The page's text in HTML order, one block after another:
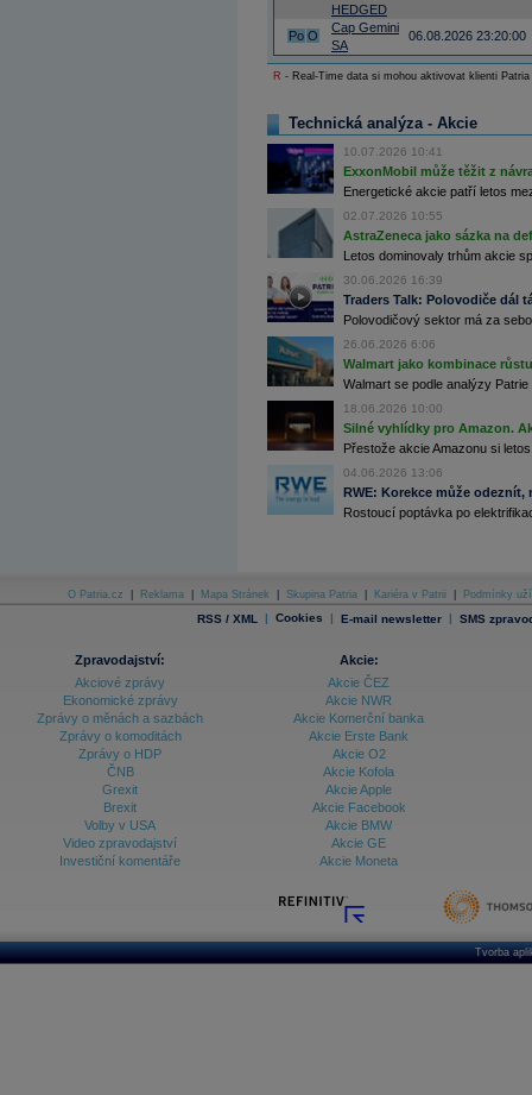
Databanka - Měnové kurzy
Databanka - Trh práce
Databanka - Úrokové sazby
Databanka - Veřejné rozpočty
Databanka - Zahraniční obchod a platební
Databanka akcie - ČR
Denní přehled - Akcie CEE
HEDGED
Po O
Cap Gemini
SA
06.08.2026 23:20:00
R - Real-Time data si mohou aktivovat klienti
Technická analýza - Akcie
10.07.2026 10:41
ExxonMobil může těžit z
Energetické akcie patří letos
02.07.2026 10:55
AstraZeneca jako sázka na
Letos dominovaly trhům akcie
30.06.2026 16:39
Traders Talk: Polovodiče dál
Polovodičový sektor má za
26.06.2026 6:06
Walmart jako kombinace
Walmart se podle analýzy
18.06.2026 10:00
Silné vyhlídky pro Amazon.
Přestože akcie Amazonu si
04.06.2026 13:06
RWE: Korekce může
Rostoucí poptávka po
O Patria.cz Reklama Mapa Stránek Skupina Patria Kariéra v Patrii Podmínky
RSS / XML | Cookies | E-mail newsletter | SMS
Zpravodajství:
Akciové zprávy
Ekonomické zprávy
Zprávy o měnách a sazbách
Zprávy o komoditách
Zprávy o HDP
ČNB
Grexit
Brexit
Volby v USA
Video zpravodajství
Investiční komentáře
Akcie:
Akcie ČEZ
Akcie NWR
Akcie Komerční banka
Akcie Erste Bank
Akcie O2
Akcie Kofola
Akcie Apple
Akcie Facebook
Akcie BMW
Akcie GE
Akcie Moneta
Tvorba